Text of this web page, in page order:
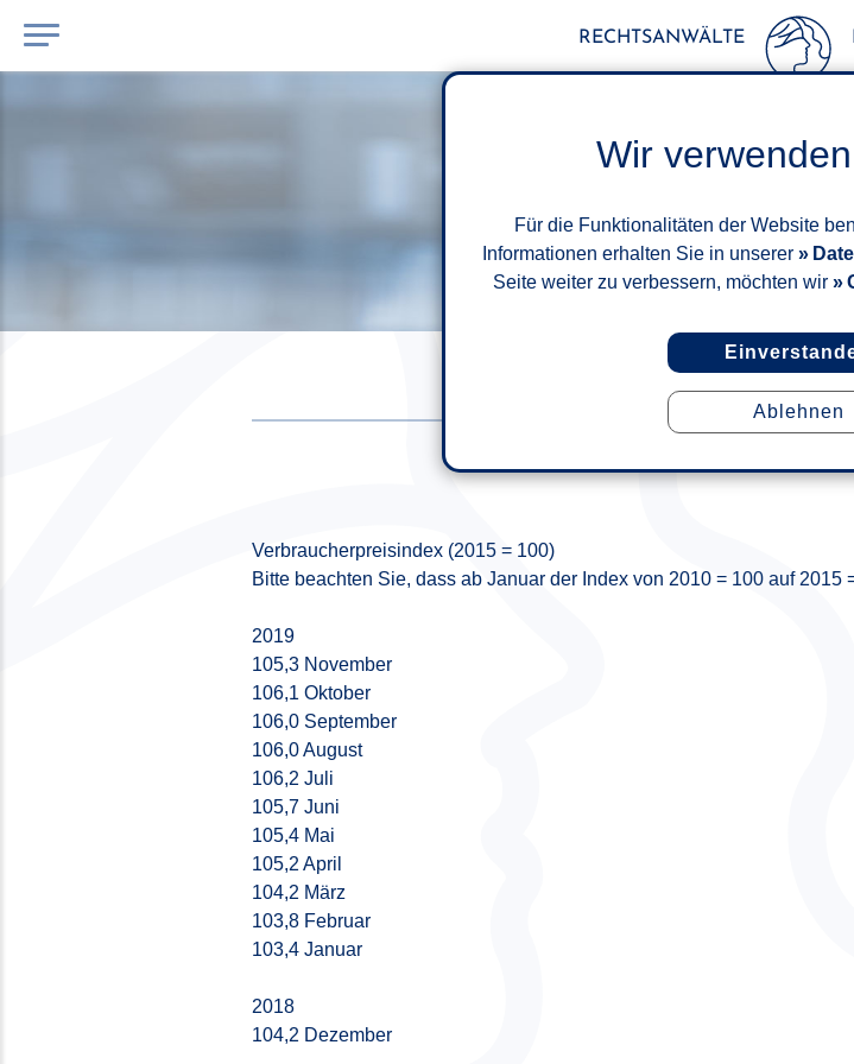
Wir
Für die Funktionalitäten der Website
Informationen erhalten Sie in unserer
Seite weiter zu verbessern, möchten wir
Ablehnen
RECHTSANWÄLTE
Verbraucherpreisindex (2015 = 100)
Bitte beachten Sie, dass ab Januar der Index von 2010 = 100 auf 2015
2019
105,3 November
106,1 Oktober
106,0 September
106,0 August
106,2 Juli
105,7 Juni
105,4 Mai
105,2 April
104,2 März
103,8 Februar
103,4 Januar
2018
104,2 Dezember